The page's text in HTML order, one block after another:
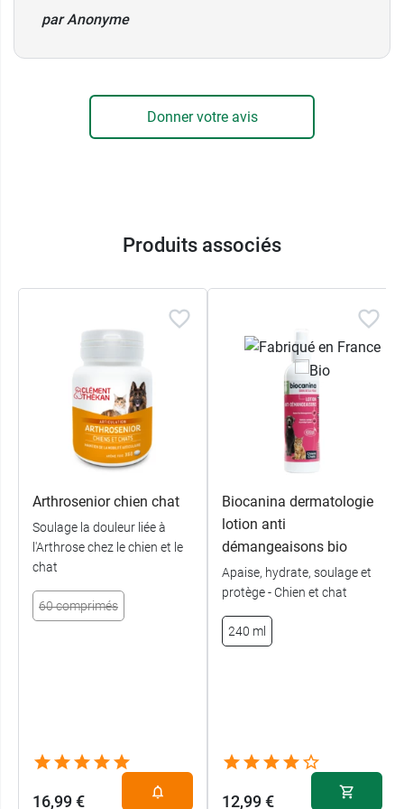
Ne pas conserver au réfrigérateur.
Découvrez tous les produits de la marque
disponibles sur notre site, par exemple la
par Anonyme
Donner votre avis
Produits associés
Arthrosenior chien chat
Soulage la douleur liée à
l'Arthrose chez le chien et le
chat
60 comprimés
16,99 €
Biocanina dermatologie
lotion anti
démangeaisons bio
Apaise, hydrate, soulage et
protège - Chien et chat
240 ml
12,99 €